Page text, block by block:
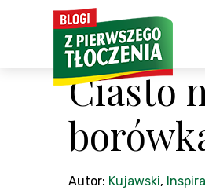
Ciasto
Autor: Kujawski,